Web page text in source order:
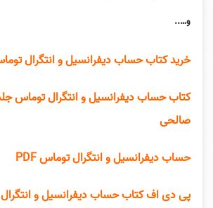
و…..
خرید کتاب حساب دیفرانسیل و انتگرال
کتاب حساب دیفرانسیل و انتگرال توماس
صالحی
حساب دیفرانسیل و انتگرال توماس PDF
پی دی اف کتاب حساب دیفرانسیل و